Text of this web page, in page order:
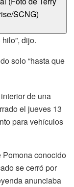
SCNG)
dijo.
solo “hasta que
de una
el jueves 13
para vehículos
Pomona conocido
se cerró por
anunciaba